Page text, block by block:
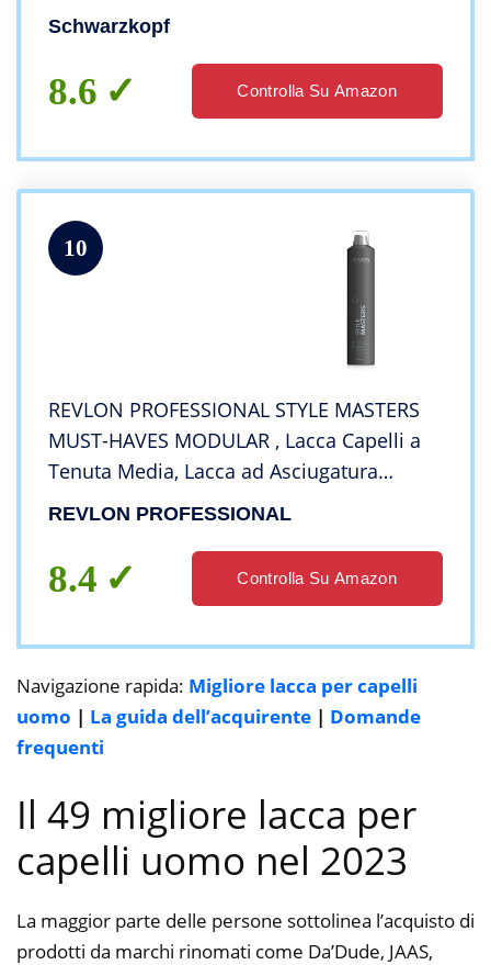
UV, 75 ml
Schwarzkopf
8.6 Controlla Su Amazon
10
REVLON PROFESSIONAL STYLE MASTERS
MUST-HAVES MODULAR , Lacca Capelli a
Tenuta Media, Lacca ad Asciugatura
Rapida, Lacca Volumizzante, Lacca con
REVLON PROFESSIONAL
8.4 Controlla Su Amazon
Navigazione rapida: Migliore lacca per capelli
uomo | La guida dell’acquirente | Domande
frequenti
Il 49 migliore lacca per
capelli uomo nel 2023
La maggior parte delle persone sottolinea l’acquisto di
prodotti da marchi rinomati come Da’Dude, JAAS,